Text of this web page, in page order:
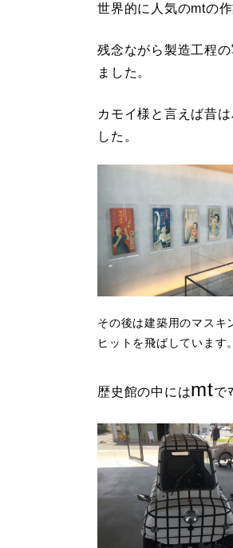
世界的に人気のmtの
残念ながら製造工程
ました。
カモイ様と言えば昔
した。
その後は建築用のマスキ
ヒットを飛ばしています。
歴史館の中にはmtで